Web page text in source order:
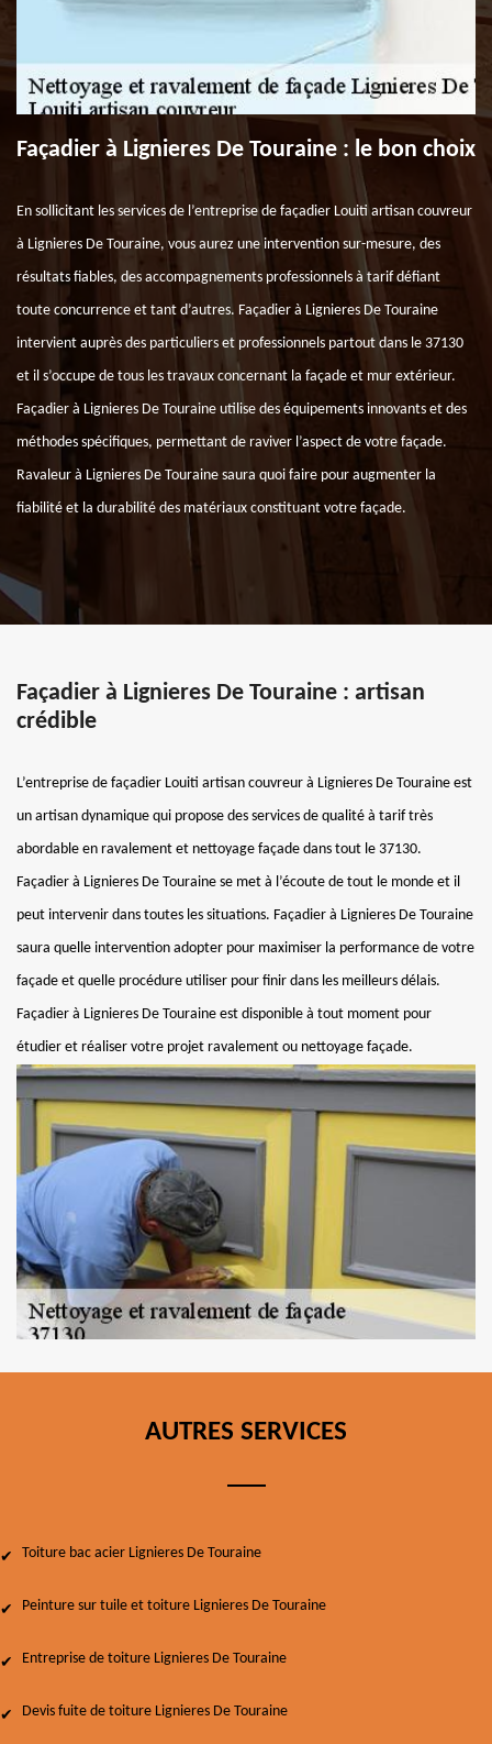
Façadier à Lignieres De Touraine : le bon choix
En sollicitant les services de l’entreprise de façadier Louiti artisan couvreur
à Lignieres De Touraine, vous aurez une intervention sur-mesure, des
résultats fiables, des accompagnements professionnels à tarif défiant
toute concurrence et tant d’autres. Façadier à Lignieres De Touraine
intervient auprès des particuliers et professionnels partout dans le 37130
et il s’occupe de tous les travaux concernant la façade et mur extérieur.
Façadier à Lignieres De Touraine utilise des équipements innovants et des
méthodes spécifiques, permettant de raviver l’aspect de votre façade.
Ravaleur à Lignieres De Touraine saura quoi faire pour augmenter la
fiabilité et la durabilité des matériaux constituant votre façade.
Façadier à Lignieres De Touraine : artisan
crédible
L’entreprise de façadier Louiti artisan couvreur à Lignieres De Touraine est
un artisan dynamique qui propose des services de qualité à tarif très
abordable en ravalement et nettoyage façade dans tout le 37130.
Façadier à Lignieres De Touraine se met à l’écoute de tout le monde et il
peut intervenir dans toutes les situations. Façadier à Lignieres De Touraine
saura quelle intervention adopter pour maximiser la performance de votre
façade et quelle procédure utiliser pour finir dans les meilleurs délais.
Façadier à Lignieres De Touraine est disponible à tout moment pour
étudier et réaliser votre projet ravalement ou nettoyage façade.
AUTRES SERVICES
Toiture bac acier Lignieres De Touraine
Peinture sur tuile et toiture Lignieres De Touraine
Entreprise de toiture Lignieres De Touraine
Devis fuite de toiture Lignieres De Touraine